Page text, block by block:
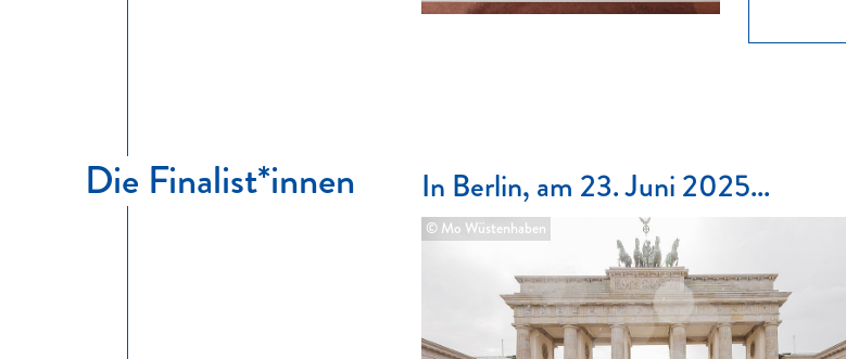
Die Finalist*innen In Berlin, am 23. Juni 2025...
© Mo Wüstenhaben